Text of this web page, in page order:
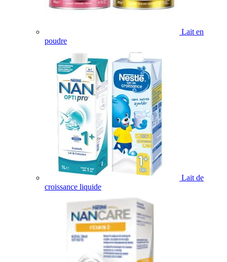
Lait en
poudre
Lait de
croissance liquide